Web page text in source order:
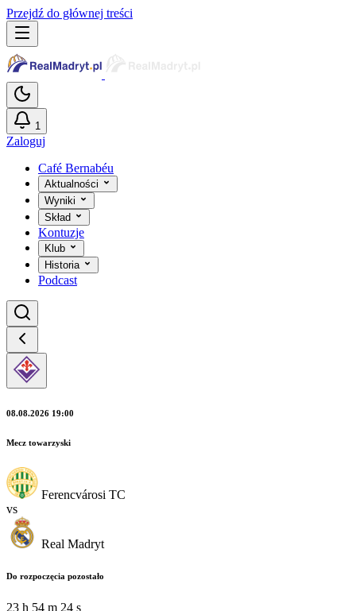
Przejdź do głównej treści
1
Zaloguj
Café Bernabéu
Aktualności
Wyniki
Skład
Kontuzje
Klub
Historia
Podcast
08.08.2026 19:00
Mecz towarzyski
Ferencvárosi TC
vs
Real Madryt
Do rozpoczęcia pozostało
23 h 54 m 23 s